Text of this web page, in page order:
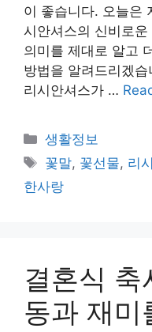
이 좋습니다. 오늘은
시안셔스의 신비로
의미를 제대로 알고
방법을 알려드리겠
리시안셔스가 …
Categories
생활정보
Tags
꽃말, 꽃선물, 리
한사랑
결혼식
동과 재미